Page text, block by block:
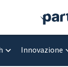
Innovazione